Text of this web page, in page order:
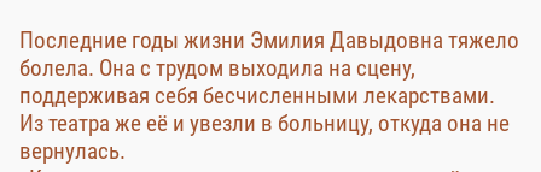
Последние годы жизни Эмилия Давыдовна тяжело
болела. Она с трудом выходила на сцену,
поддерживая себя бесчисленными лекарствами.
Из театра же её и увезли в больницу, откуда она не
вернулась.